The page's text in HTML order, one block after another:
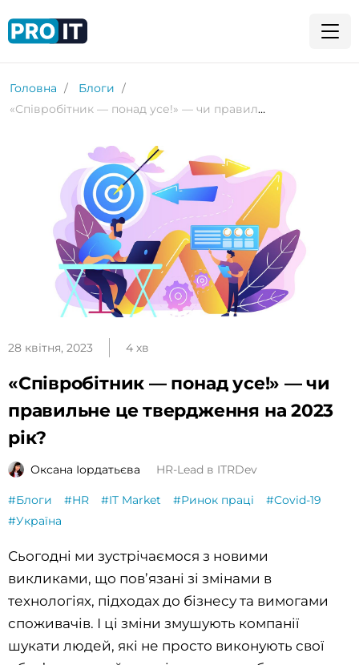
Головна
Блоги
«Співробітник — понад усе!» — чи правильне це твердження на 2023 рік?
28 квітня, 2023 4 хв
«Співробітник — понад усе!» — чи
правильне це твердження на 2023
рік?
Оксана Іордатьєва HR-Lead в ITRDev
#Блоги #HR #IT Market #Ринок праці
#Covid-19
#Україна
Сьогодні ми зустрічаємося з новими
викликами, що пов’язані зі змінами в
технологіях, підходах до бізнесу та вимогами
споживачів. І ці зміни змушують компанії
шукати людей, які не просто виконують свої